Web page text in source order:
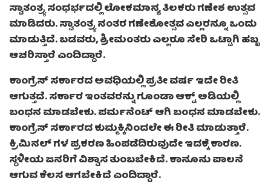
ಸ್ವಾತಂತ್ರ್ಯ ಸಂಧರ್ಭದಲ್ಲಿ ಲೋಕಮಾನ್ಯ ತಿಲಕರು ಗಣೇಶ ಉತ್ಸವ
ಮಾಡಿದರು. ಸ್ವಾತಂತ್ರ್ಯ ನಂತರ ಗಣೇಶೋತ್ಸವ ಎಲ್ಲರನ್ನೂ ಒಂದು
ಮಾಡುತ್ತಿದೆ. ಬಡವರು, ಶ್ರೀಮಂತರು ಎಲ್ಲರೂ ಸೇರಿ ಒಟ್ಟಾಗಿ ಹಬ್ಬ
ಆಚರಿಸ್ತಾರೆ ಎಂದಿದ್ದಾರೆ.
ಕಾಂಗ್ರೆಸ್‌ ಸರ್ಕಾರದ ಅವಧಿಯಲ್ಲಿ ಪ್ರತೀ ವರ್ಷ ಇದೇ ರೀತಿ
ಆಗುತ್ತದೆ. ಸರ್ಕಾರ ಇಂತವರನ್ನು ಗೂಂಡಾ ಆಕ್ಟ್ ಅಡಿಯಲ್ಲಿ
ಬಂಧನ ಮಾಡಬೇಕು. ಪರ್ಮನೆಂಟ್ ಆಗಿ ಬಂಧನ ಮಾಡಬೇಕು.
ಕಾಂಗ್ರೆಸ್‌ ಸರ್ಕಾರದ ಕುಮ್ಮಕ್ಕಿನಿಂದಲೇ ಈ ರೀತಿ ಮಾಡುತ್ತಾರೆ.
ಕ್ರಿಮಿನಲ್‌ ಗಳ ಪ್ರಕರಣ ಹಿಂಪಡೆದಿರುವುದೇ ಇದಕ್ಕೆ ಕಾರಣ.
ಸ್ಥಳೀಯ ಜನರಿಗೆ ವಿಶ್ವಾಸ ತುಂಬಬೇಕಿದೆ. ಕಾನೂನು ಪಾಲನೆ
ಆಗುವ ಕೆಲಸ ಆಗಬೇಕಿದೆ ಎಂದಿದ್ದಾರೆ.